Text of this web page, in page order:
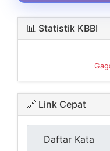
📊 Statistik KBBI
🔗 Link Cepat
Daftar Kata